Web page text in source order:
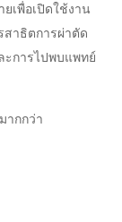
เพื่อเปิดใช้งาน
สาธิตการผ่าตัด
ะการไปพบแพทย์
ากกว่า